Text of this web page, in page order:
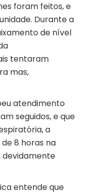
foram feitos, e
Durante a
de nível
tentaram
mas,
atendimento
seguidos, e que
a
8 horas na
devidamente
entende que